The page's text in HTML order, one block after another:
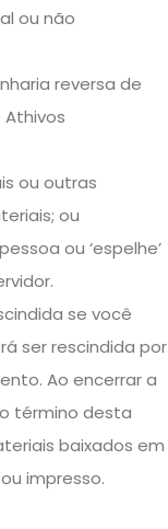
ou não
reversa de
ou outras
ou
ou ‘espelhe’
se você
ser rescindida por
Ao encerrar a
término desta
baixados em
impresso.